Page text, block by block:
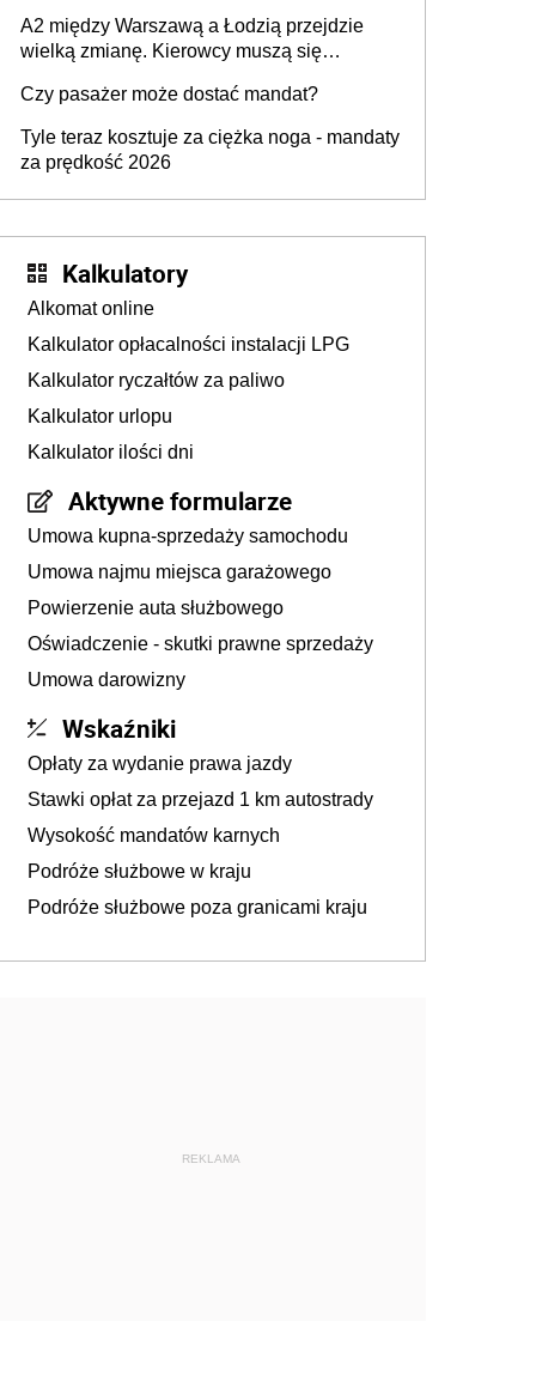
A2 między Warszawą a Łodzią przejdzie
wielką zmianę. Kierowcy muszą się
Czy pasażer może dostać mandat?
Tyle teraz kosztuje za ciężka noga - mandaty
za prędkość 2026
Kalkulatory
Alkomat online
Kalkulator opłacalności instalacji LPG
Kalkulator ryczałtów za paliwo
Kalkulator urlopu
Kalkulator ilości dni
Aktywne formularze
Umowa kupna-sprzedaży samochodu
Umowa najmu miejsca garażowego
Powierzenie auta służbowego
Oświadczenie - skutki prawne sprzedaży
Umowa darowizny
Wskaźniki
Opłaty za wydanie prawa jazdy
Stawki opłat za przejazd 1 km autostrady
Wysokość mandatów karnych
Podróże służbowe w kraju
Podróże służbowe poza granicami kraju
REKLAMA